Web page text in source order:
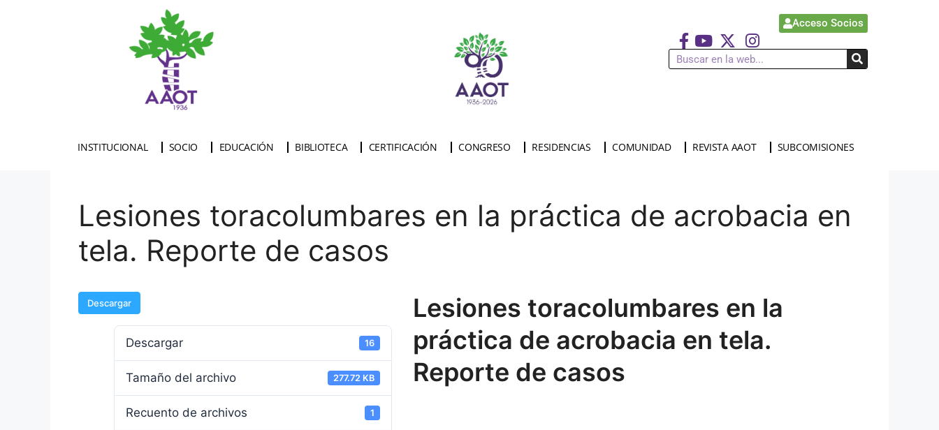
Acceso Socios
INSTITUCIONAL SOCIO EDUCACIÓN BIBLIOTECA CERTIFICACIÓN CONGRESO RESIDENCIAS COMUNIDAD REVISTA AAOT SUBCOMISIONES
Lesiones toracolumbares en la práctica de acrobacia en
tela. Reporte de casos
Descargar
Descargar 16
Tamaño del archivo 277.72 KB
Recuento de archivos 1
Lesiones toracolumbares en la
práctica de acrobacia en tela.
Reporte de casos